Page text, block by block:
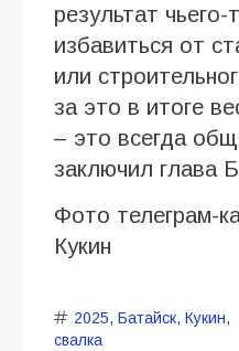
результат
избавиться от
или
за это в итоге
– это всегда
заключил глава
Фото телеграм-
Кукин
2025, Батайск, Кукин,
свалка